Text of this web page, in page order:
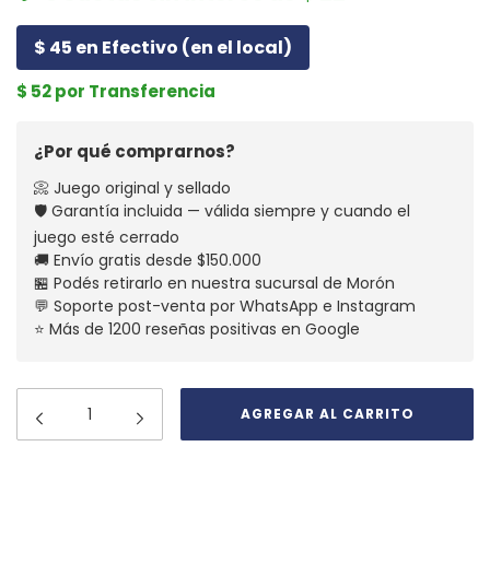
$ 45 en Efectivo (en el local)
$ 52 por Transferencia
¿Por qué comprarnos?
📀 Juego original y sellado
🛡️ Garantía incluida — válida siempre y cuando el
juego esté cerrado
🚚 Envío gratis desde $150.000
🏪 Podés retirarlo en nuestra sucursal de Morón
💬 Soporte post-venta por WhatsApp e Instagram
⭐ Más de 1200 reseñas positivas en Google